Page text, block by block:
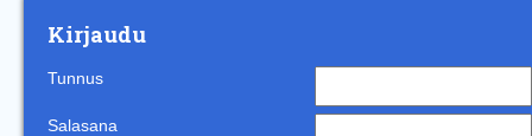
Kirjaudu
Tunnus
Salasana